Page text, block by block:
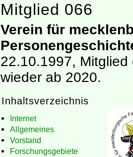
Mitglied 066
Verein für
22.10.1997,
wieder ab 2020.
Inhaltsverzeichnis
Internet
Allgemeines
Vorstand
Forschungsgebiete